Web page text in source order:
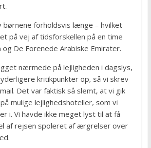
forholdsvis længe – hvilket
på vej af tidsforskellen på en time
og De Forenede Arabiske Emirater.
nærmede på lejligheden i dagslys,
kritikpunkter op, så vi skrev
Det var faktisk så slemt, at vi gik
mulige lejlighedshoteller, som vi
i. Vi havde ikke meget lyst til at få
af rejsen spoleret af ærgrelser over